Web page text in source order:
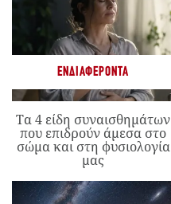
ΕΝΔΙΑΦΈΡΟΝΤΑ
Τα 4 είδη συναισθημάτων
που επιδρούν άμεσα στο
σώμα και στη φυσιολογία
μας